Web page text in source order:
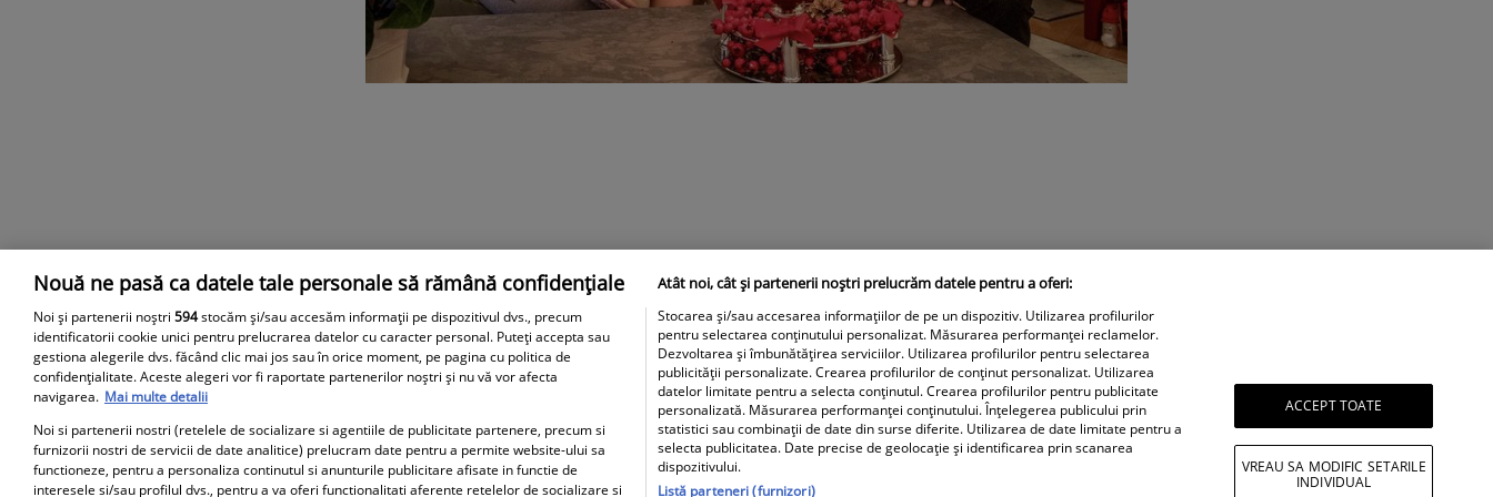
Parteneri
Nouă ne pasă ca datele tale personale să rămână confidențiale
Noi și partenerii noștri 594stocăm și/sau accesăm informații pe dispozitivul dvs., precum
identificatorii cookie unici pentru prelucrarea datelor cu caracter personal. Puteți accepta sau
gestiona alegerile dvs. făcând clic mai jos sau în orice moment, pe pagina cu politica de
confidențialitate. Aceste alegeri vor fi raportate partenerilor noștri și nu vă vor afecta
navigarea. Mai multe detalii
Noi si partenerii nostri (retelele de socializare si agentiile de publicitate partenere, precum si
furnizorii nostri de servicii de date analitice) prelucram date pentru a permite website-ului sa
functioneze, pentru a personaliza continutul si anunturile publicitare afisate in functie de
interesele si/sau profilul dvs., pentru a va oferi functionalitati aferente retelelor de socializare si
Atât noi, cât și partenerii noștri prelucrăm datele pentru a oferi:
Stocarea și/sau accesarea informațiilor de pe un dispozitiv. Utilizarea profilurilor
pentru selectarea conținutului personalizat. Măsurarea performanței reclamelor.
Dezvoltarea și îmbunătățirea serviciilor. Utilizarea profilurilor pentru selectarea
publicității personalizate. Crearea profilurilor de conținut personalizat. Utilizarea
datelor limitate pentru a selecta conținutul. Crearea profilurilor pentru publicitate
personalizată. Măsurarea performanței conținutului. Înțelegerea publicului prin
statistici sau combinații de date din surse diferite. Utilizarea de date limitate pentru a
selecta publicitatea. Date precise de geolocație și identificarea prin scanarea
dispozitivului.
Listă parteneri (furnizori)
ACCEPT TOATE
VREAU SA MODIFIC SETARILE
INDIVIDUAL